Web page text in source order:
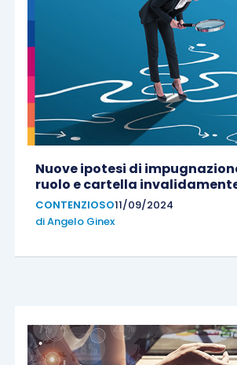
Nuove ipotesi di
ruolo e cartella
CONTENZIOSO11/09/2024
diAngelo Ginex